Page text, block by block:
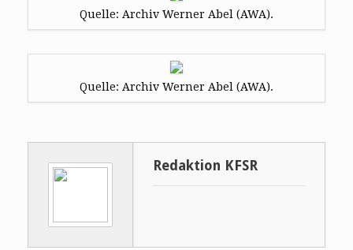
Quelle: Archiv Werner Abel (AWA).
Quelle: Archiv Werner Abel (AWA).
Redaktion KFSR